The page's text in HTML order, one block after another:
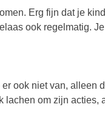
Erg fijn dat je
ook regelmatig.
ook niet van, alleen
lachen om zijn acties,